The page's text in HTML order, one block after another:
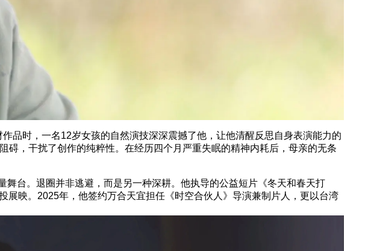
时，一名12岁女孩的自然演技深深震撼了他，让他清醒反思自身表演能力的
碍，干扰了创作的纯粹性。在经历四个月严重失眠的精神内耗后，母亲的无条
台。退圈并非逃避，而是另一种深耕。他执导的公益短片《冬天和春天打
映。2025年，他签约万合天宜担任《时空合伙人》导演兼制片人，更以台湾